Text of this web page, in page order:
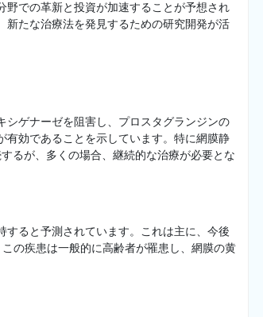
野での革新と投資が加速することが予想され
新たな治療法を発見するための研究開発が活
シゲナーゼを阻害し、プロスタグランジンの
有効であることを示しています。特に網膜静
るが、多くの場合、継続的な治療が必要とな
ると予測されています。これは主に、今後
の疾患は一般的に高齢者が罹患し、網膜の黄